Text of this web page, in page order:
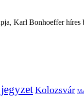
Karl Bonhoeffer
jegyzetKolozsvár